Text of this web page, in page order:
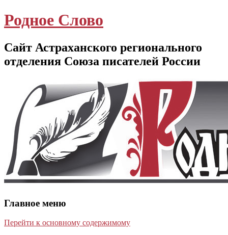
Родное Слово
Сайт Астраханского регионального
отделения Союза писателей России
Главное меню
Перейти к основному содержимому